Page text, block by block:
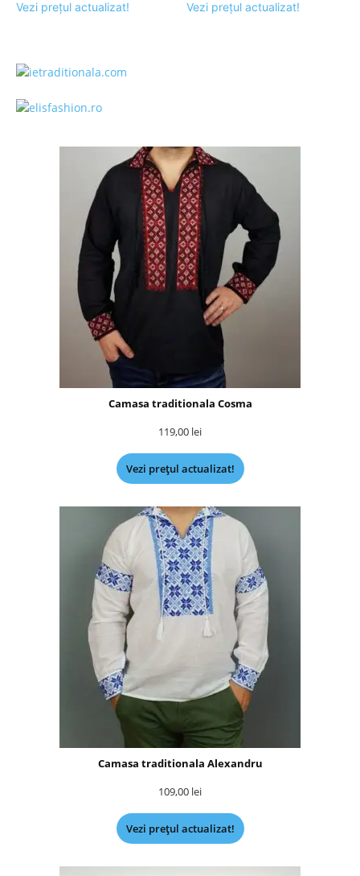
Vezi prețul actualizat! Vezi prețul actualizat!
Camasa traditionala Cosma
119,00 lei
Vezi prețul actualizat!
Camasa traditionala Alexandru
109,00 lei
Vezi prețul actualizat!